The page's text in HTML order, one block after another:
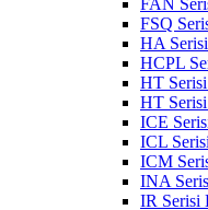
FAN
FSQ
HA
HCPL
HT
HT
ICE
ICL
ICM
INA
IR Serisi